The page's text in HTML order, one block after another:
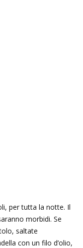
per tutta la notte. Il
morbidi. Se
saltate
con un filo d’olio,